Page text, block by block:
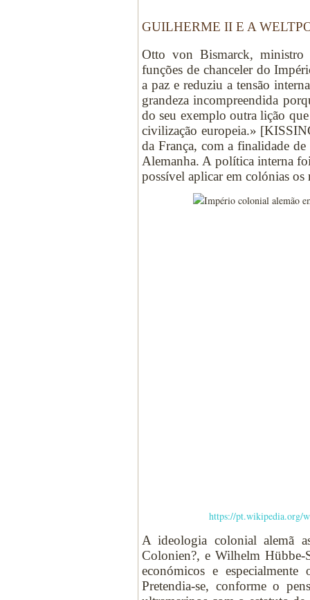
GUILHERME II E A
Otto von Bismarck, ministro
funções de chanceler do
a paz e reduziu a tensão
grandeza incompreendida
do seu exemplo outra lição
civilização europeia.»
da França, com a finalidade de
Alemanha. A política interna
possível aplicar em colónias os
https://pt.wikipedia.org/
A ideologia colonial alemã
Colonien?, e Wilhelm Hübbe-
económicos e
Pretendia-se, conforme o